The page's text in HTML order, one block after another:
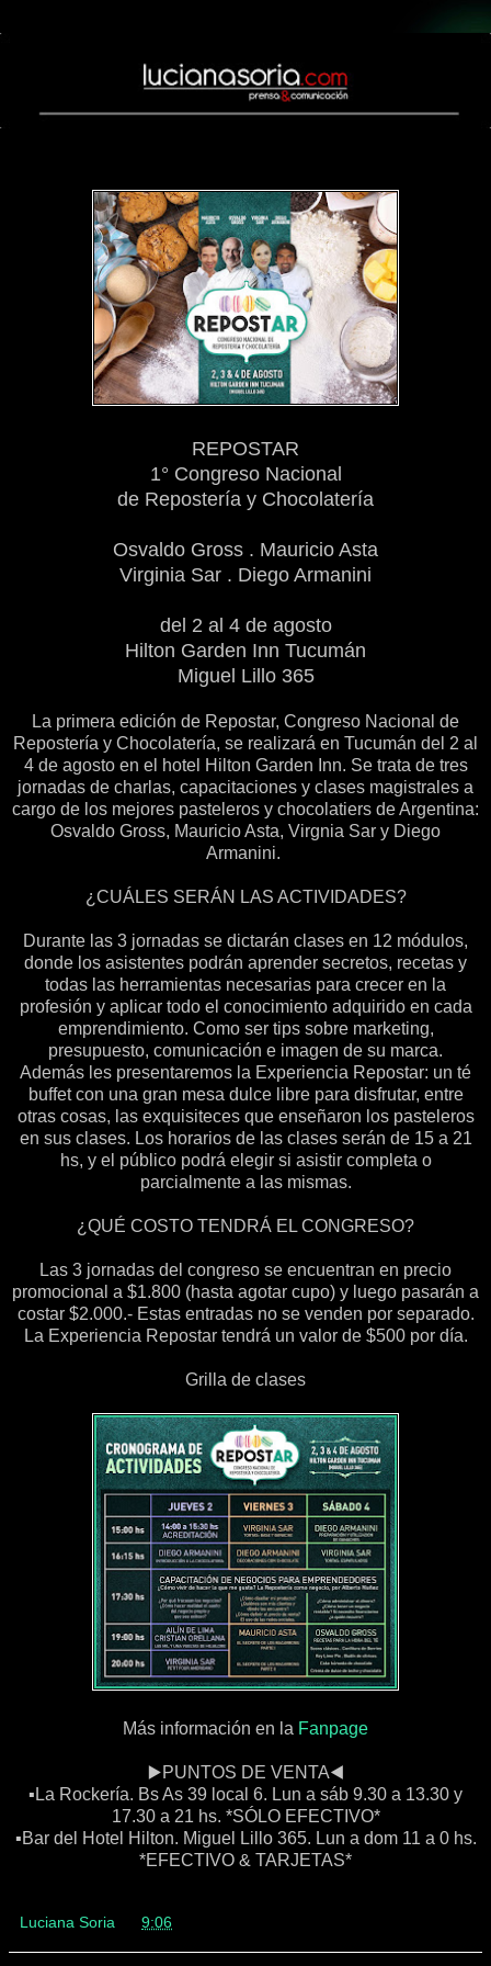
REPOSTAR​
1° Congreso Nacional
de Repostería y Chocolatería
Osvaldo Gross . Mauricio Asta
Virginia Sar . Diego Armanini
del 2 al 4 de agosto
Hilton Garden Inn Tucumán
Miguel Lillo 365
La primera edición de Repostar, Congreso Nacional de
Repostería y Chocolatería, se realizará en Tucumán del 2 al
4 de agosto en el hotel Hilton Garden Inn. Se trata de tres
jornadas de charlas, capacitaciones y clases magistrales a
cargo de los mejores pasteleros y chocolatiers de Argentina:
Osvaldo Gross, Mauricio Asta, Virgnia Sar y Diego
Armanini.
¿CUÁLES SERÁN LAS ACTIVIDADES?
Durante las 3 jornadas se dictarán clases en 12 módulos,
donde los asistentes podrán aprender secretos, recetas y
todas las herramientas necesarias para crecer en la
profesión y aplicar todo el conocimiento adquirido en cada
emprendimiento. Como ser tips sobre marketing,
presupuesto, comunicación e imagen de su marca.
Además les presentaremos la Experiencia Repostar: un té
buffet con una gran mesa dulce libre para disfrutar, entre
otras cosas, las exquisiteces que enseñaron los pasteleros
en sus clases. Los horarios de las clases serán de 15 a 21
hs, y el público podrá elegir si asistir completa o
parcialmente a las mismas.
¿QUÉ COSTO TENDRÁ EL CONGRESO?
Las 3 jornadas del congreso se encuentran en precio
promocional a $1.800 (hasta agotar cupo) y luego pasarán a
costar $2.000.- Estas entradas no se venden por separado.
La Experiencia Repostar tendrá un valor de $500 por día.
Grilla de clases
Más información en la Fanpage
▶️PUNTOS DE VENTA◀️
▪️La Rockería. Bs As 39 local 6. Lun a sáb 9.30 a 13.30 y
17.30 a 21 hs. *SÓLO EFECTIVO*
▪️Bar del Hotel Hilton. Miguel Lillo 365. Lun a dom 11 a 0 hs.
*EFECTIVO & TARJETAS*
Luciana Soria 9:06